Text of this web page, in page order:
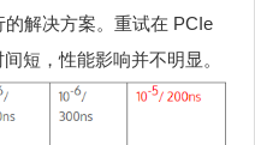
解决方案。重试在 PCIe
短，性能影响并不明显。